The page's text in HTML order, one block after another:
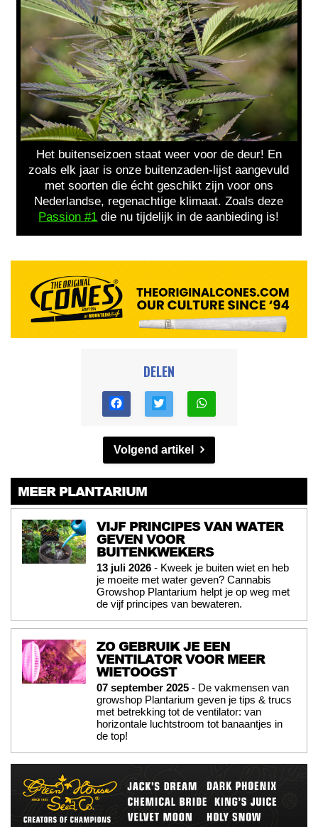
Het buitenseizoen staat weer voor de deur! En
zoals elk jaar is onze buitenzaden-lijst aangevuld
met soorten die écht geschikt zijn voor ons
Nederlandse, regenachtige klimaat. Zoals deze
Passion #1 die nu tijdelijk in de aanbieding is!
DELEN
Volgend artikel
MEER PLANTARIUM
VIJF PRINCIPES VAN WATER
GEVEN VOOR
BUITENKWEKERS
13 juli 2026 - Kweek je buiten wiet en heb
je moeite met water geven? Cannabis
Growshop Plantarium helpt je op weg met
de vijf principes van bewateren.
ZO GEBRUIK JE EEN
VENTILATOR VOOR MEER
WIETOOGST
07 september 2025 - De vakmensen van
growshop Plantarium geven je tips & trucs
met betrekking tot de ventilator: van
horizontale luchtstroom tot banaantjes in
de top!